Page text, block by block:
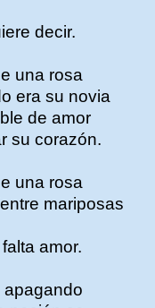
decir.
una rosa
era su novia
de amor
su corazón.
una rosa
mariposas
amor.
apagando